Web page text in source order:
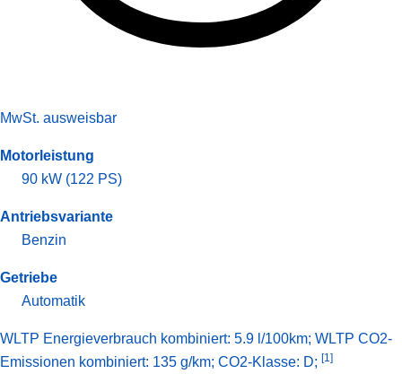
MwSt. ausweisbar
Motorleistung
90 kW (122 PS)
Antriebsvariante
Benzin
Getriebe
Automatik
WLTP Energieverbrauch kombiniert: 5.9 l/100km; WLTP CO2-
Emissionen kombiniert: 135 g/km; CO2-Klasse: D; [1]